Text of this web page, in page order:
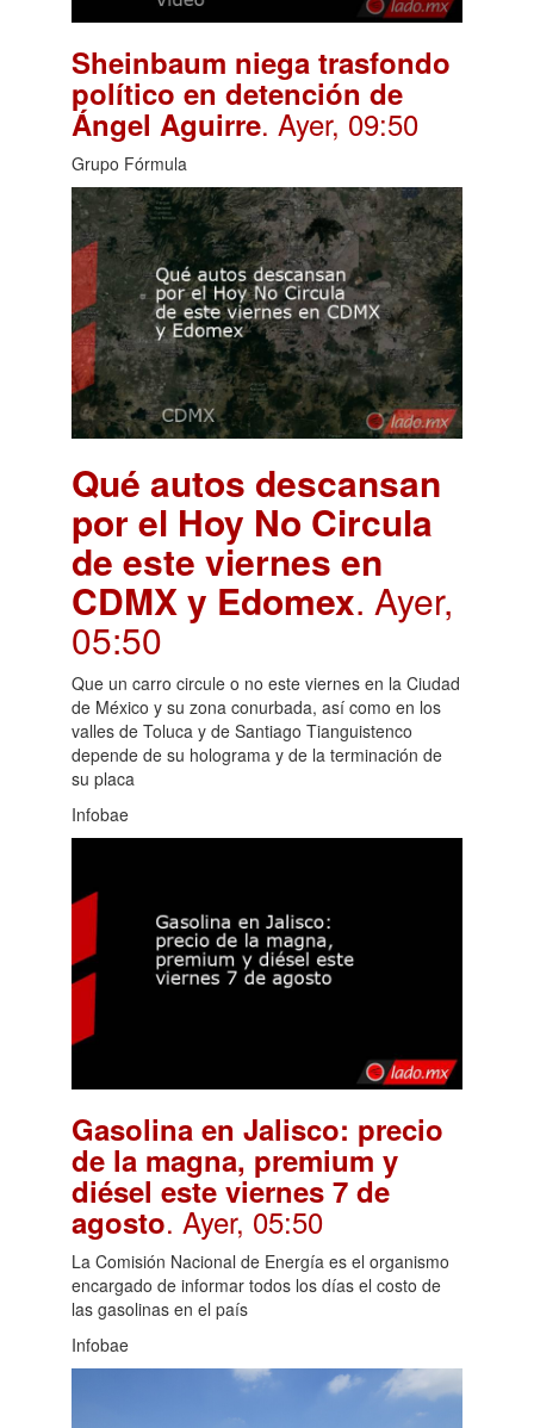
Sheinbaum niega trasfondo
político en detención de
Ángel Aguirre. Ayer, 09:50
Grupo Fórmula
Qué autos descansan
por el Hoy No Circula
de este viernes en
CDMX y Edomex. Ayer,
05:50
Que un carro circule o no este viernes en la Ciudad
de México y su zona conurbada, así como en los
valles de Toluca y de Santiago Tianguistenco
depende de su holograma y de la terminación de
su placa
Infobae
Gasolina en Jalisco: precio
de la magna, premium y
diésel este viernes 7 de
agosto. Ayer, 05:50
La Comisión Nacional de Energía es el organismo
encargado de informar todos los días el costo de
las gasolinas en el país
Infobae